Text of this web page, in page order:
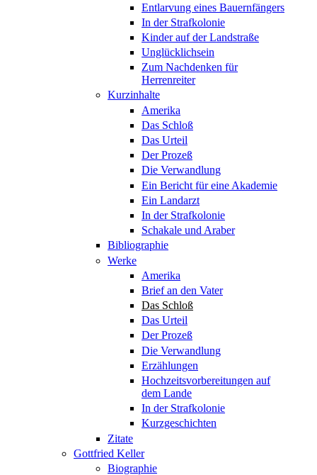
Entlarvung eines Bauernfängers
In der Strafkolonie
Kinder auf der Landstraße
Unglücklichsein
Zum Nachdenken für
Herrenreiter
Kurzinhalte
Amerika
Das Schloß
Das Urteil
Der Prozeß
Die Verwandlung
Ein Bericht für eine Akademie
Ein Landarzt
In der Strafkolonie
Schakale und Araber
Bibliographie
Werke
Amerika
Brief an den Vater
Das Schloß
Das Urteil
Der Prozeß
Die Verwandlung
Erzählungen
Hochzeitsvorbereitungen auf
dem Lande
In der Strafkolonie
Kurzgeschichten
Zitate
Gottfried Keller
Biographie